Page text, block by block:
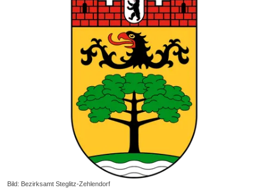
Bild: Bezirksamt Steglitz-Zehlendorf